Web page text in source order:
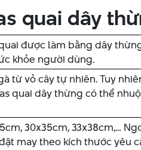
quai dây
được làm bằng dây
khỏe người dùng.
từ vỏ cây tự nhiên. Tuy
quai dây thừng có thể
30x35cm, 33x38cm,…
may theo kích thước yêu